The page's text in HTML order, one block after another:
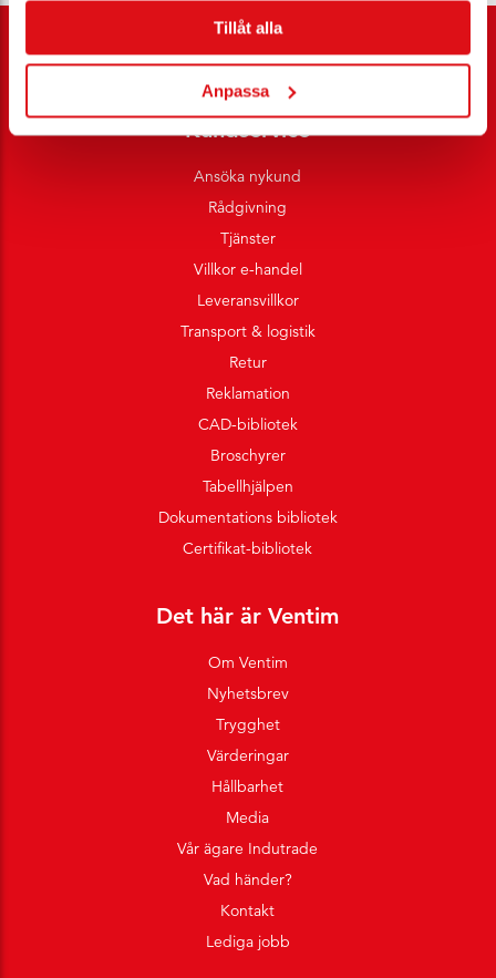
Tillåt alla
Anpassa
Kundservice
Ansöka nykund
Rådgivning
Tjänster
Villkor e-handel
Leveransvillkor
Transport & logistik
Retur
Reklamation
CAD-bibliotek
Broschyrer
Tabellhjälpen
Dokumentations bibliotek
Certifikat-bibliotek
Det här är Ventim
Om Ventim
Nyhetsbrev
Trygghet
Värderingar
Hållbarhet
Media
Vår ägare Indutrade
Vad händer?
Kontakt
Lediga jobb